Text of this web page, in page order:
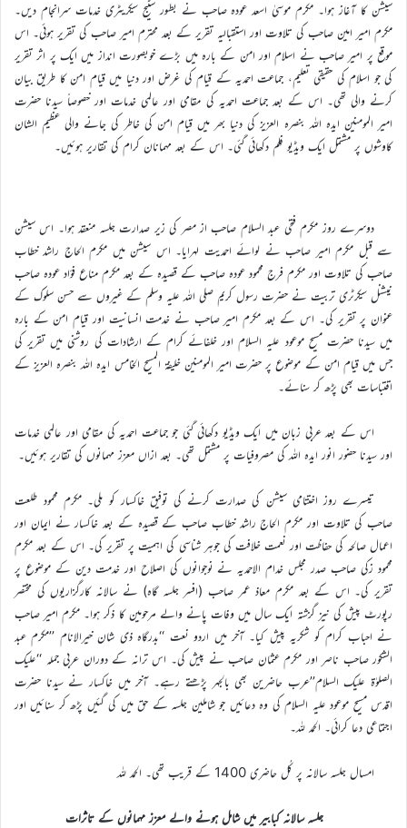
سیشن کا آغاز ہوا۔ مکرم موسیٰ اسعد عودہ صاحب نے بطور سٹیج سیکریٹری خدمات سرانجام دیں۔
مکرم امیر امین صاحب کی تلاوت اور استقبالیہ تقریر کے بعد محترم امیر صاحب کی تقریر ہوئی۔ اس
موقع پر امیر صاحب نے اسلام اور امن کے بارہ میں بڑے خوبصورت انداز میں ایک پر اثر تقریر
کی جو اسلام کی حقیقی تعلیم، جماعت احمدیہ کے قیام کی غرض اور دنیا میں قیام امن کا طریق بیان
کرنے والی تھی۔ اس کے بعد جماعت احمدیہ کی مقامی اور عالمی خدمات اور خصوصاً سیدنا حضرت
امیر المومنین ایدہ اللہ بنصرہ العزیز کی دنیا بھر میں قیام امن کی خاطر کی جانے والی عظیم الشان
کاوشوں پر مشتمل ایک ویڈیو فِلم دکھائی گئی۔ اس کے بعد مہمانان کرام کی تقاریر ہوئیں۔
دوسرے روز مکرم فتحی عبد السلام صاحب از مصر کی زیر صدارت جلسہ منعقد ہوا۔ اس سیشن
سے قبل مکرم امیر صاحب نے لوائے احمدیت لہرایا۔ اس سیشن میں مکرم الحاج راشد خطاب
صاحب کی تلاوت اور مکرم فرج محمود عودہ صاحب کے قصیدہ کے بعد مکرم مناع فؤاد عودہ صاحب
نیشنل سیکرٹری تربیت نے حضرت رسول کریم صلی اللہ علیہ وسلم کے غیروں سے حسن سلوک کے
عنوان پر تقریر کی۔ اس کے بعد مکرم امیر صاحب نے خدمت انسانیت اور قیام امن کے بارہ
میں سیدنا حضرت مسیح موعود علیہ السلام اور خلفائے کرام کے ارشادات کی روشنی میں تقریر کی
جس میں قیام امن کے موضوع پر حضرت امیر المومنین خلیفة المسیح الخامس ایدہ اللہ بنصرہ العزیز کے
اقتباسات بھی پڑھ کر سنائے۔
اس کے بعد عربی زبان میں ایک ویڈیو دکھائی گئی جو جماعت احمدیہ کی مقامی اور عالمی خدمات
اور سیدنا حضور انور ایدہ اللہ کی مصروفیات پر مشتمل تھی۔ بعد ازاں معزز مہمانوں کی تقاریر ہوئیں۔
تیسرے روز اختتامی سیشن کی صدارت کرنے کی توفیق خاکسار کو ملی۔ مکرم محمود طلعت
صاحب کی تلاوت اور مکرم الحاج راشد خطاب صاحب کے قصیدہ کے بعد خاکسار نے ایمان اور
اعمال صالحہ کی حفاظت اور نعمت خلافت کی جوہر شناسی کی اہمیت پر تقریر کی۔ اس کے بعد مکرم
محمود زکی صاحب صدر مجلس خدام الاحمدیہ نے نوجوانوں کی اصلاح اور خدمت دین کے موضوع پر
تقریر کی۔ اس کے بعد مکرم معاذ عمر صاحب (افسر جلسہ گاہ) نے سالانہ کارگزاریوں کی مختصر
رپورٹ پیش کی نیز گزشتہ ایک سال میں وفات پانے والے مرحومین کا ذکر ہوا۔ مکرم امیر صاحب
نے احباب کرام کو شکریہ پیش کیا۔ آخر میں اردو نعت ‘‘بدرگاہ ذی شان خیرالانام ’’مکرم عبد
الشکور صاحب ناصر اور مکرم عثمان صاحب نے پیش کی۔ اس ترانہ کے دوران عربی جملہ ‘‘علیک
الصلوٰة علیک السلام’’عرب حاضرین بھی بالجہر پڑھتے رہے۔ آخر میں خاکسار نے سیدنا حضرت
اقدس مسیح موعود علیہ السلام کی وہ دعائیں جو شاملین جلسہ کے حق میں کی گئیں پڑھ کر سنائیں اور
اجتماعی دعا کرائی۔ الحمد للہ۔
امسال جلسہ سالانہ پر کُل حاضری 1400 کے قریب تھی۔ الحمد للہ
جلسہ سالانہ کبابیر میں شامل ہونے والے معزز مہمانوں کے تاثرات